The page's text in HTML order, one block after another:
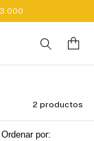
2 productos
Ordenar por: